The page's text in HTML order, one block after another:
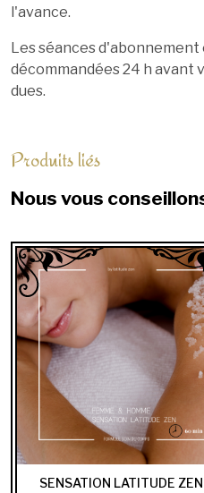
l'avance.
Les séances d'abonnement
décommandées 24 h avant
dues.
Produits liés
Nous vous
SENSATION LATITUDE